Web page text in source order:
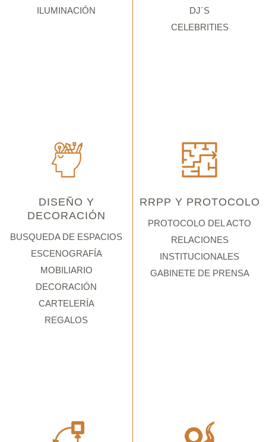
ILUMINACIÓN
DJ´S
CELEBRITIES
DISEÑO Y
DECORACIÓN
BUSQUEDA DE ESPACIOS
ESCENOGRAFÍA
MOBILIARIO
DECORACIÓN
CARTELERÍA
REGALOS
RRPP Y PROTOCOLO
PROTOCOLO DEL ACTO
RELACIONES
INSTITUCIONALES
GABINETE DE PRENSA